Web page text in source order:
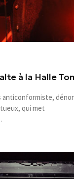
à la Halle
anticonformiste,
qui met